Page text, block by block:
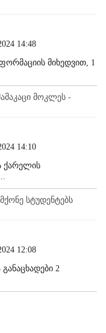
14:48
მიხედვით, 1
მოკლეს -
14:10
ქარელის
სტუდენტებს
12:08
2